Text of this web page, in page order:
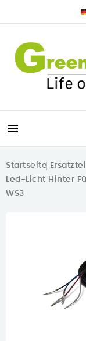

Startseite Ersatzteil
Led-Licht Hinter
WS3